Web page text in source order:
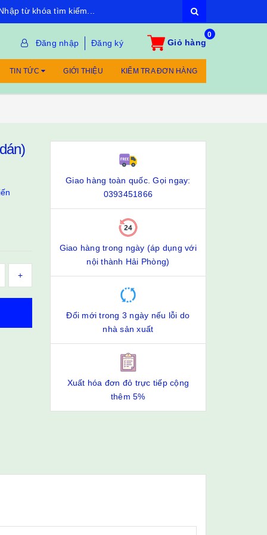
Đăng nhập Đăng ký
0
Giỏ hàng
TIN TỨC GIỚI THIỆU KIỂM TRA ĐƠN HÀNG
+
Giao hàng toàn quốc. Gọi ngay:
0393451866
Giao hàng trong ngày (áp dụng với
nội thành Hải Phòng)
Đổi mới trong 3 ngày nếu lỗi do
nhà sản xuất
Xuất hóa đơn đỏ trực tiếp cộng
thêm 5%